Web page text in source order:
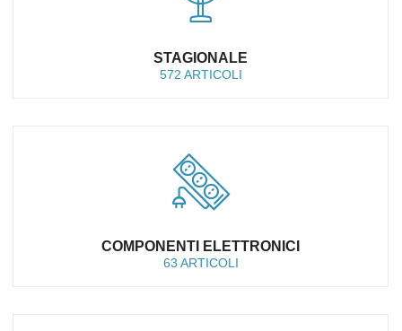
STAGIONALE
572 ARTICOLI
COMPONENTI ELETTRONICI
63 ARTICOLI